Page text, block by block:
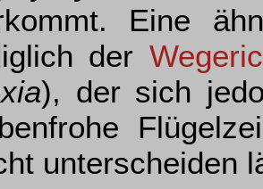
Eine
der
), der sich
unterscheiden